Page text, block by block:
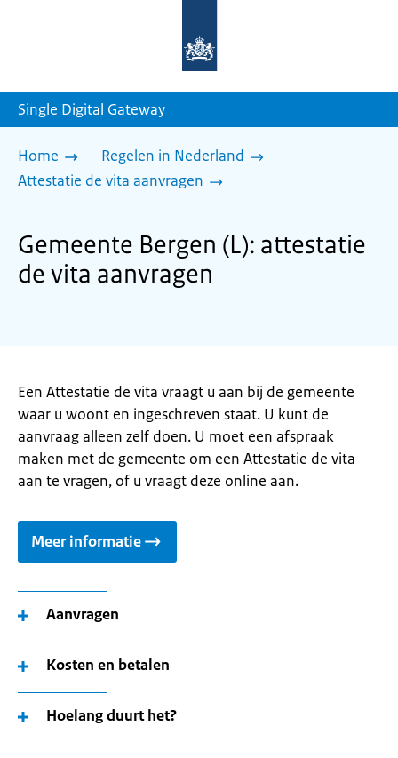
homepage
Single Digital Gateway
Home
Regelen in Nederland
Attestatie de vita aanvragen
Gemeente Bergen (L): attestatie
de vita aanvragen
Een Attestatie de vita vraagt u aan bij de gemeente
waar u woont en ingeschreven staat. U kunt de
aanvraag alleen zelf doen. U moet een afspraak
maken met de gemeente om een Attestatie de vita
aan te vragen, of u vraagt deze online aan.
Meer informatie
Aanvragen
Kosten en betalen
Hoelang duurt het?